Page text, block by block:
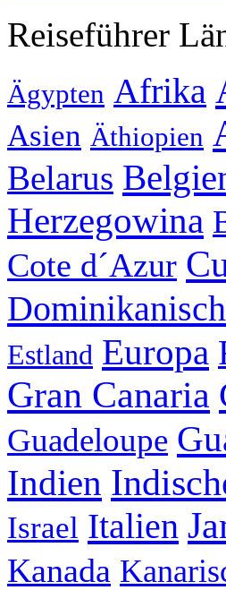
Reiseführer
Ägypten Afrika
Asien Äthiopien
Belarus
Herzegowina
Cote d´Azur
Estland Europa
Gran Canaria
Guadeloupe
Indien
Israel Italien
Kanada